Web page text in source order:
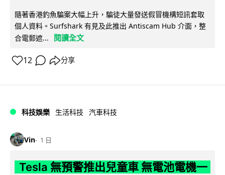
隨著香港釣魚騙案大幅上升，騙徒大量發送假冒機構短訊套取
個人資料。Surfshark 有見及此推出 Antiscam Hub 介面，整
合電郵遮...
閱讀全文
12 分享
科技娛樂 生活科技 汽車科技
Vin 1 日
Tesla 無預警推出兒童車 無電池電機一